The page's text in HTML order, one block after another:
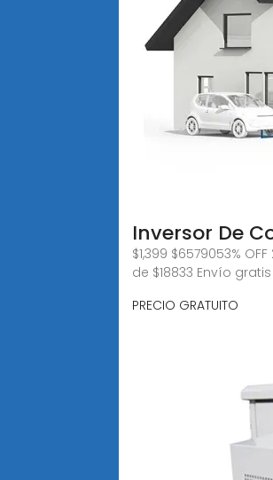
Inversor De
$1,399 $6579053%
de $18833 Envío
PRECIO GRATUITO